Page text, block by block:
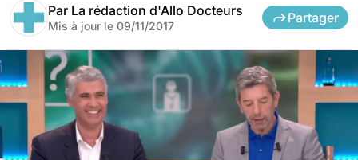
Par La rédaction d'Allo Docteurs
Mis à jour le 09/11/2017
Partager